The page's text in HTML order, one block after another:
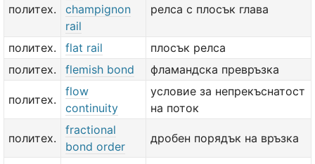
политех.
champignon
rail
релса с плосък глава
политех. flat rail
плосък релса
политех.
flemish bond фламандска превръзка
политех.
flow
continuity
условие за непрекъснатост
на поток
политех.
fractional
bond order
дробен порядък на връзка